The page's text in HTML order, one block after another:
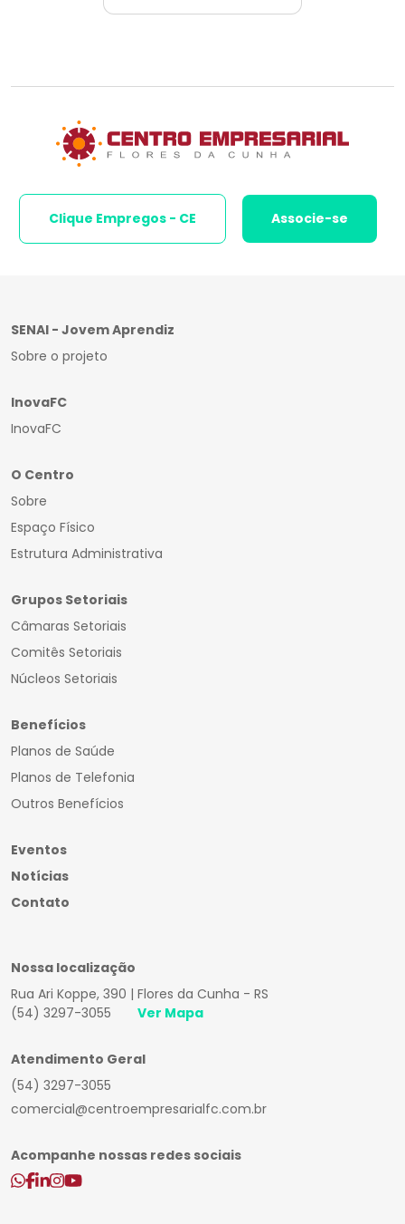
Clique Empregos - CE Associe-se
SENAI - Jovem Aprendiz
Sobre o projeto
InovaFC
InovaFC
O Centro
Sobre
Espaço Físico
Estrutura Administrativa
Grupos Setoriais
Câmaras Setoriais
Comitês Setoriais
Núcleos Setoriais
Benefícios
Planos de Saúde
Planos de Telefonia
Outros Benefícios
Eventos
Notícias
Contato
Nossa localização
Rua Ari Koppe, 390 | Flores da Cunha - RS
(54) 3297-3055
Ver Mapa
Atendimento Geral
(54) 3297-3055
comercial@centroempresarialfc.com.br
Acompanhe nossas redes sociais